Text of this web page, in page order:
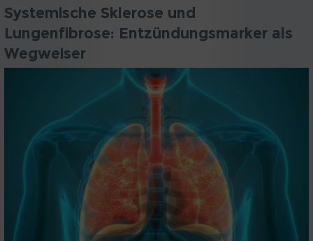
Systemische Sklerose und
Lungenfibrose: Entzündungsmarker als
Wegweiser